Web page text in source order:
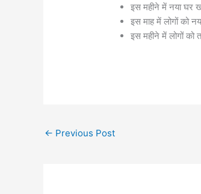
इस महीने में नया घर
इस माह में लोगों को
इस महीने में लोगों को
← Previous Post